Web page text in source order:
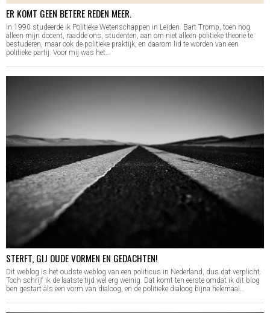
ER KOMT GEEN BETERE REDEN MEER.
In 1990 studeerde ik Politieke Wetenschappen in Leiden. Bart Tromp, toen nog
alleen mijn docent, raadde ons, studenten, aan om niet alleen politieke theorie te
bestuderen, maar ook de politieke praktijk, en daarom lid te worden van een
politieke partij. Voor mij was het…
STERFT, GIJ OUDE VORMEN EN GEDACHTEN!
Dit weblog is het oudste weblog van een politicus in Nederland, dus dat verplicht.
Toch schrijf ik de laatste tijd wel erg weinig. Dat komt ten eerste omdat ik dit blog
ben gestart als een vorm van dialoog, en de politieke dialoog bijna helemaal…